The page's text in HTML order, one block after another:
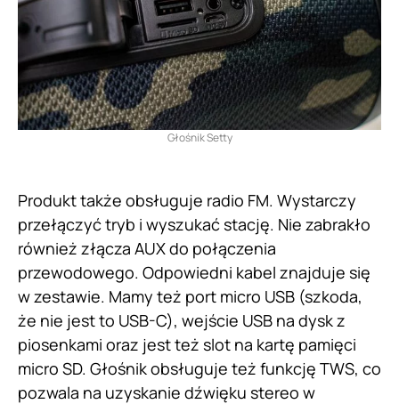
Głośnik Setty
Produkt także obsługuje radio FM. Wystarczy
przełączyć tryb i wyszukać stację. Nie zabrakło
również złącza AUX do połączenia
przewodowego. Odpowiedni kabel znajduje się
w zestawie. Mamy też port micro USB (szkoda,
że nie jest to USB-C), wejście USB na dysk z
piosenkami oraz jest też slot na kartę pamięci
micro SD. Głośnik obsługuje też funkcję TWS, co
pozwala na uzyskanie dźwięku stereo w